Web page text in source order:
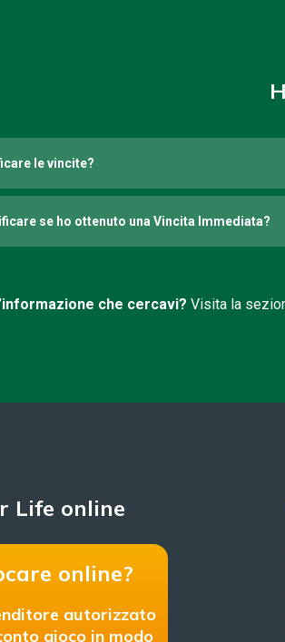
le vincite?
se ho ottenuto una Vincita Immediata?
che cercavi? Visita la
Life online
online?
autorizzato
gioco in modo